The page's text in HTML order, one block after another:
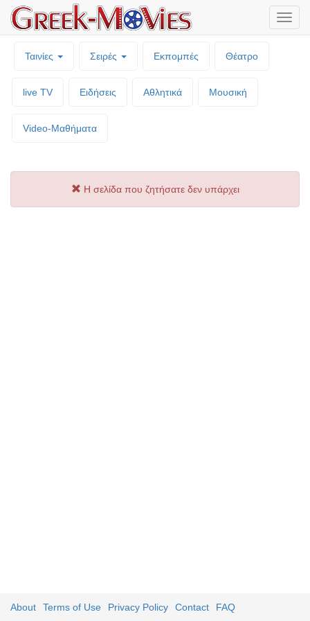
Ταινίες Σειρές Εκπομπές Θέατρο
live TV Ειδήσεις Αθλητικά Μουσική
Video-Mαθήματα
Η σελίδα που ζητήσατε δεν υπάρχει
About Terms of Use Privacy Policy Contact FAQ